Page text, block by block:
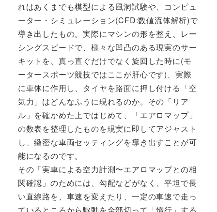
れはあくまでも模型による風洞試験や、コンピュ
ーター・シミュレーション(CFD:数値流体解析)で
導き出したもの。実際にマシンの形を整え、レー
シングスピードで、様々な凹凸のある現実のサー
キットを、真っ直ぐだけでなく旋回した時に(モ
ータースポーツ競技ではここが肝心です)、実際
に車体に作用し、タイヤを路面に押し付ける「空
気力」はどんなふうに現れるのか。その「リア
ル」を確かめた上ではじめて、「エアロマップ」
の数表を整理したものを現実に即してアジャスト
し、緻密な車両セッティングを導き出すことが可
能になるのです。
その「実車による空力計測〜エアロマップとの相
関確認」のためには、勾配などがなく、平坦で長
い直線路を、車速を変えたり、一定の車速で走っ
ているところから駆動を全部切って「惰行」する